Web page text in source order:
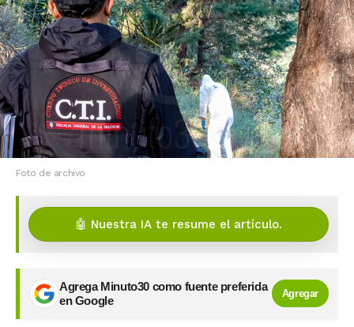
Foto de archivo
🤖 Nuestra IA te resume el artículo.
Agrega Minuto30 como fuente preferida
en Google
Agregar